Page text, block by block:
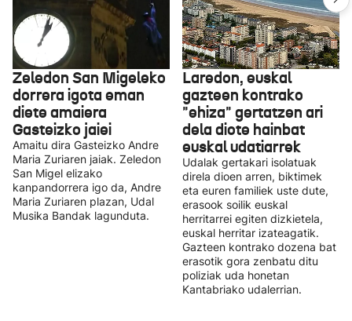
Zeledon San Migeleko
dorrera igota eman
diete amaiera
Gasteizko jaiei
Amaitu dira Gasteizko Andre
Maria Zuriaren jaiak. Zeledon
San Migel elizako
kanpandorrera igo da, Andre
Maria Zuriaren plazan, Udal
Musika Bandak lagunduta.
Laredon, euskal
gazteen kontrako
"ehiza" gertatzen ari
dela diote hainbat
euskal udatiarrek
Udalak gertakari isolatuak
direla dioen arren, biktimek
eta euren familiek uste dute,
erasook soilik euskal
herritarrei egiten dizkietela,
euskal herritar izateagatik.
Gazteen kontrako dozena bat
erasotik gora zenbatu ditu
poliziak uda honetan
Kantabriako udalerrian.